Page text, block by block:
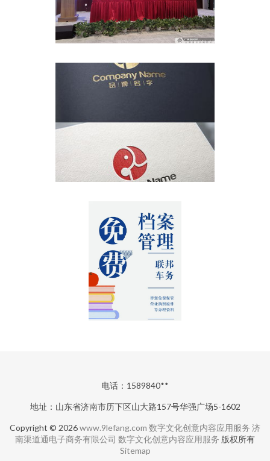
电话：1589840**
地址：山东省济南市历下区山大路157号华强广场5-1602
Copyright © 2026www.9lefang.com 数字文化创意内容应用服务 济
南渠道通电子商务有限公司 数字文化创意内容应用服务 版权所有
Sitemap